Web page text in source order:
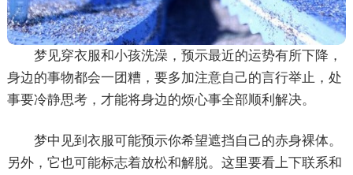
梦见穿衣服和小孩洗澡，预示最近的运势有所下降，
身边的事物都会一团糟，要多加注意自己的言行举止，处
事要冷静思考，才能将身边的烦心事全部顺利解决。
梦中见到衣服可能预示你希望遮挡自己的赤身裸体。
另外，它也可能标志着放松和解脱。这里要看上下联系和